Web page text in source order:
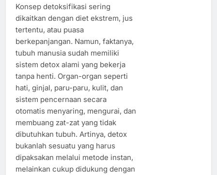
Konsep detoksifikasi sering
dikaitkan dengan diet ekstrem, jus
tertentu, atau puasa
berkepanjangan. Namun, faktanya,
tubuh manusia sudah memiliki
sistem detox alami yang bekerja
tanpa henti. Organ-organ seperti
hati, ginjal, paru-paru, kulit, dan
sistem pencernaan secara
otomatis menyaring, mengurai, dan
membuang zat-zat yang tidak
dibutuhkan tubuh. Artinya, detox
bukanlah sesuatu yang harus
dipaksakan melalui metode instan,
melainkan cukup didukung dengan